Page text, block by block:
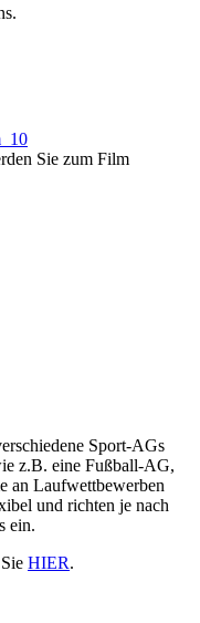
Sie zum Film
Sport-AGs
z.B. eine Fußball-AG,
an Laufwettbewerben
und richten je nach
ein.
HIER.